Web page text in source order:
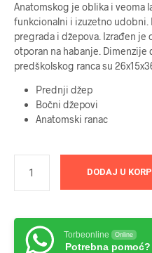
Anatomskog je oblika i veoma
funkcionalni i izuzetno udobni.
pregrada i džepova. Izrađen
otporan na habanje.
predškolskog ranca su
Prednji džep
Bočni džepovi
Anatomski ranac
DODAJ U
Torbeonline Online
Potrebna